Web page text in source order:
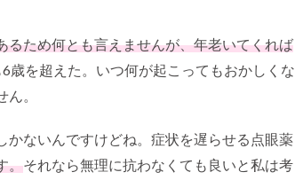
るため何とも言えませんが、年老いてくれば
歳を超えた。いつ何が起こってもおかしくな
。
かないんですけどね。症状を遅らせる点眼薬
。それなら無理に抗わなくても良いと私は考